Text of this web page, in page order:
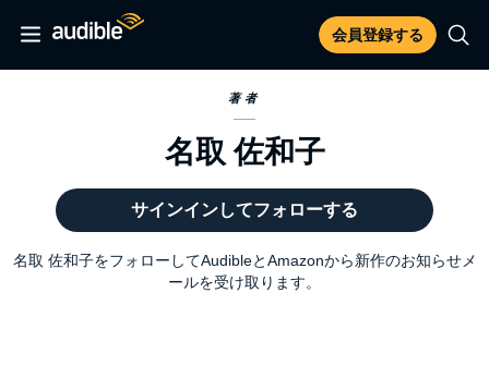
会員登録する
著者
名取 佐和子
サインインしてフォローする
名取 佐和子をフォローしてAudibleとAmazonから新作のお知らせメ
ールを受け取ります。